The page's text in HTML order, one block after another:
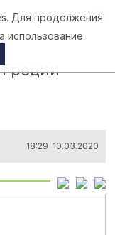
Афины
18:29 10.03.2020
Для продолжения
использование